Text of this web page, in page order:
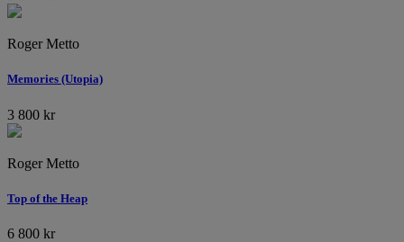
Roger Metto
Memories (Utopia)
3 800 kr
Roger Metto
Top of the Heap
6 800 kr